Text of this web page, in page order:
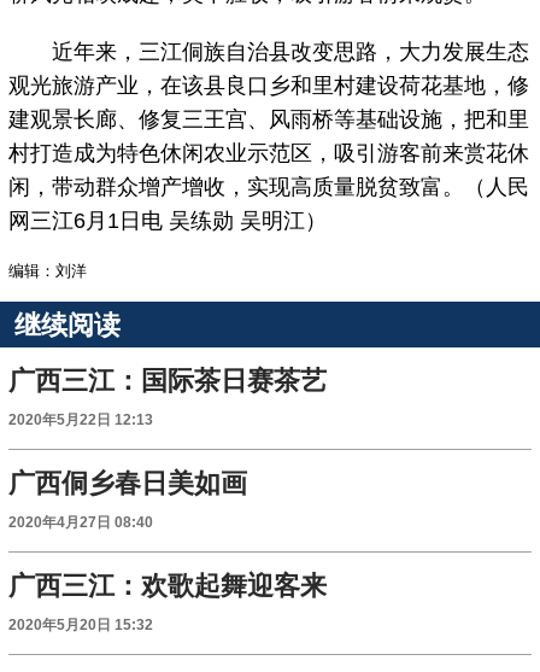
近年来，三江侗族自治县改变思路，大力发展生态
观光旅游产业，在该县良口乡和里村建设荷花基地，修
建观景长廊、修复三王宫、风雨桥等基础设施，把和里
村打造成为特色休闲农业示范区，吸引游客前来赏花休
闲，带动群众增产增收，实现高质量脱贫致富。（人民
网三江6月1日电 吴练勋 吴明江）
编辑：刘洋
继续阅读
广西三江：国际茶日赛茶艺
2020年5月22日 12:13
广西侗乡春日美如画
2020年4月27日 08:40
广西三江：欢歌起舞迎客来
2020年5月20日 15:32